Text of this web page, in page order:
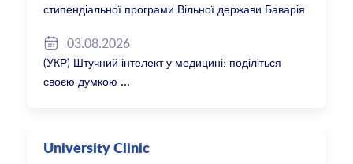
стипендіальної програми Вільної держави Баварія
03.08.2026
(УКР) Штучний інтелект у медицині: поділіться
своєю думкою
University Clinic